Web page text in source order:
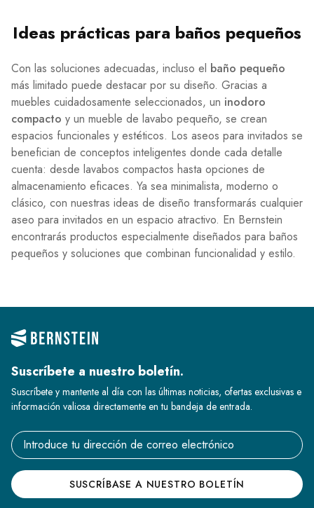
Ideas prácticas para baños pequeños
Con las soluciones adecuadas, incluso el baño pequeño
más limitado puede destacar por su diseño. Gracias a
muebles cuidadosamente seleccionados, un inodoro
compacto y un mueble de lavabo pequeño, se crean
espacios funcionales y estéticos. Los aseos para invitados se
benefician de conceptos inteligentes donde cada detalle
cuenta: desde lavabos compactos hasta opciones de
almacenamiento eficaces. Ya sea minimalista, moderno o
clásico, con nuestras ideas de diseño transformarás cualquier
aseo para invitados en un espacio atractivo. En Bernstein
encontrarás productos especialmente diseñados para baños
pequeños y soluciones que combinan funcionalidad y estilo.
Suscríbete a nuestro boletín.
Suscríbete y mantente al día con las últimas noticias, ofertas exclusivas e
información valiosa directamente en tu bandeja de entrada.
Email address
SUSCRÍBASE A NUESTRO BOLETÍN